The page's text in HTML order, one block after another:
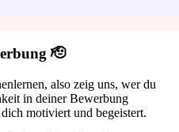
🫡
also zeig uns, wer du
in deiner Bewerbung
motiviert und begeistert.